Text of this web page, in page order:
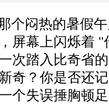
个闷热的暑假
屏幕上闪烁着
次踏入比奇省
奇？你是否还
个失误捶胸顿